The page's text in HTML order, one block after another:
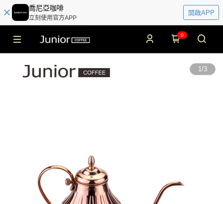
喬尼亞咖啡
立刻使用官方APP
開啟APP
0
1/3